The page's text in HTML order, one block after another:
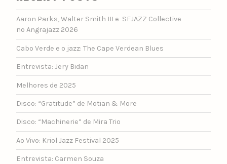
Aaron Parks, Walter Smith III e SFJAZZ Collective
no Angrajazz 2026
Cabo Verde e o jazz: The Cape Verdean Blues
Entrevista: Jery Bidan
Melhores de 2025
Disco: “Gratitude” de Motian & More
Disco: “Machinerie” de Mira Trio
Ao Vivo: Kriol Jazz Festival 2025
Entrevista: Carmen Souza